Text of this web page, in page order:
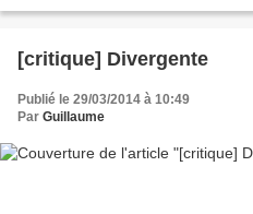
[critique] Divergente
Publié le 29/03/2014 à 10:49
Par Guillaume